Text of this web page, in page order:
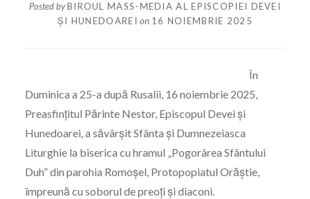
Posted byBIROUL MASS-MEDIA AL EPISCOPIEI DEVEI
ȘI HUNEDOAREI on 16 NOIEMBRIE 2025
În
Duminica a 25-a după Rusalii, 16 noiembrie 2025,
Preasfințitul Părinte Nestor, Episcopul Devei și
Hunedoarei, a săvârșit Sfânta și Dumnezeiasca
Liturghie la biserica cu hramul „Pogorârea Sfântului
Duh” din parohia Romoșel, Protopopiatul Orăștie,
împreună cu soborul de preoți și diaconi.